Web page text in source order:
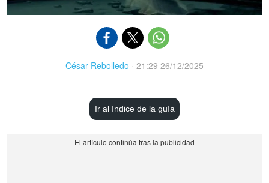
César Rebolledo · 21:29 26/12/2025
Ir al índice de la guía